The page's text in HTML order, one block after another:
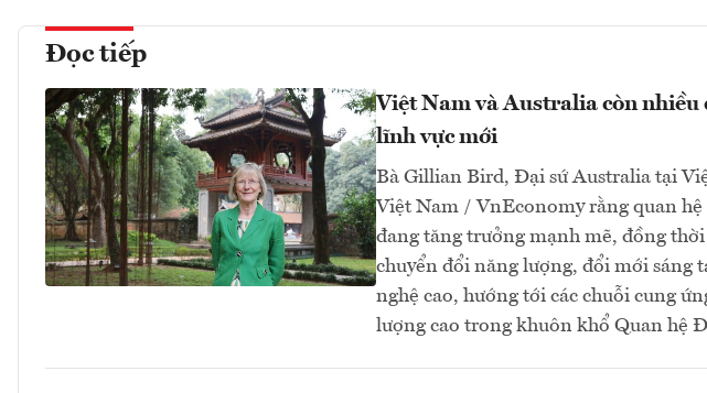
Đọc tiếp
Việt Nam và Australia còn nhiều
lĩnh vực mới
Bà Gillian Bird, Đại sứ Australia tại
Việt Nam / VnEconomy rằng quan
đang tăng trưởng mạnh mẽ, đồng
chuyển đổi năng lượng, đổi mới sáng
nghệ cao, hướng tới các chuỗi cung
lượng cao trong khuôn khổ Quan hệ